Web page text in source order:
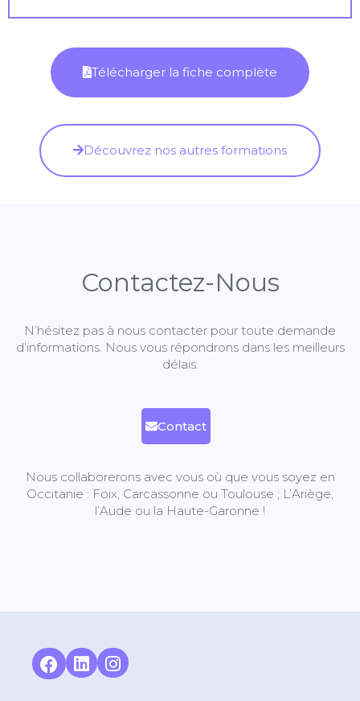
Télécharger la fiche complète
Découvrez nos autres formations
Contactez-Nous
N’hésitez pas à nous contacter pour toute demande
d’informations. Nous vous répondrons dans les meilleurs
délais.
Contact
Nous collaborerons avec vous où que vous soyez en
Occitanie : Foix, Carcassonne ou Toulouse ; L’Ariège,
l’Aude ou la Haute-Garonne !